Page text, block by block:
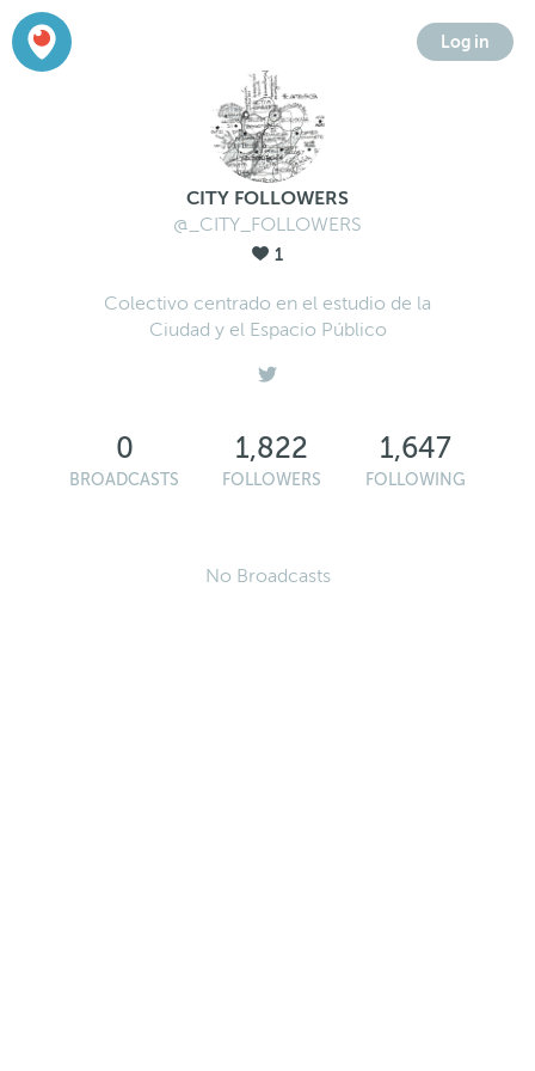
Log in
CITY FOLLOWERS
@_CITY_FOLLOWERS
1
Colectivo centrado en el estudio de la
Ciudad y el Espacio Público
0
BROADCASTS
1,822
FOLLOWERS
1,647
FOLLOWING
No Broadcasts